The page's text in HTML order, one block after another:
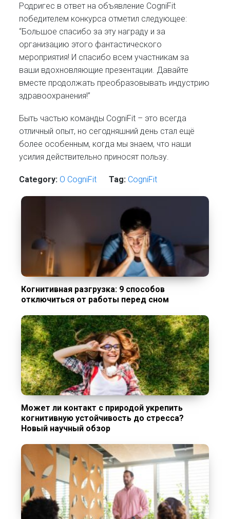
Родригес в ответ на объявление CogniFit
победителем конкурса отметил следующее:
“Большое спасибо за эту награду и за
организацию этого фантастического
мероприятия! И спасибо всем участникам за
ваши вдохновляющие презентации. Давайте
вместе продолжать преобразовывать индустрию
здравоохранения!”
Быть частью команды CogniFit – это всегда
отличный опыт, но сегодняшний день стал ещё
более особенным, когда мы знаем, что наши
усилия действительно приносят пользу.
Category: О CogniFit Tag: CogniFit
Когнитивная разгрузка: 9 способов
отключиться от работы перед сном
Может ли контакт с природой укрепить
когнитивную устойчивость до стресса?
Новый научный обзор